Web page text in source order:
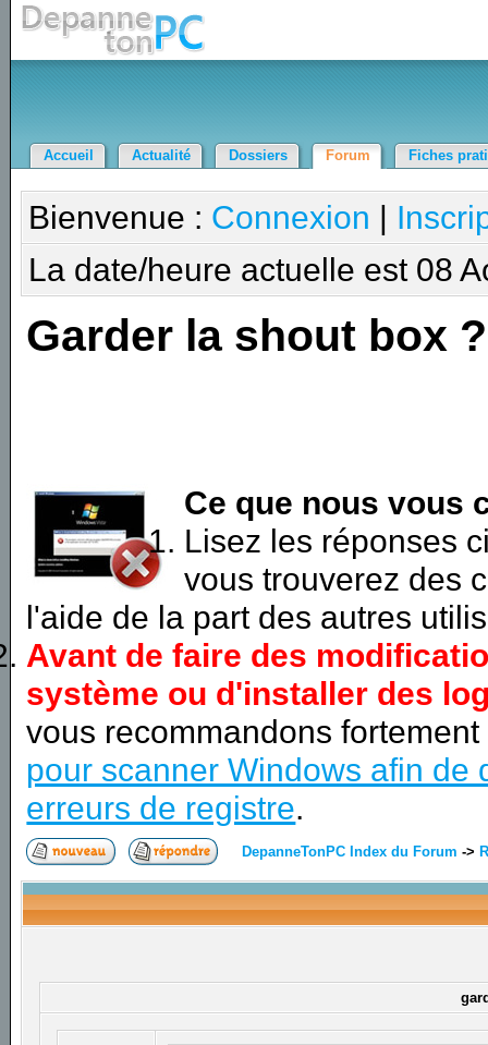
Accueil Actualité Dossiers Forum Fiches
Bienvenue : Connexion |
La date/heure actuelle est 08
Garder la shout box ?
Ce que nous vous
Lisez les réponses
vous trouverez des
l'aide de la part des autres
Avant de faire des
système ou d'installer des
vous recommandons
pour scanner Windows afin de
erreurs de registre.
DepanneTonPC Index du Forum ->